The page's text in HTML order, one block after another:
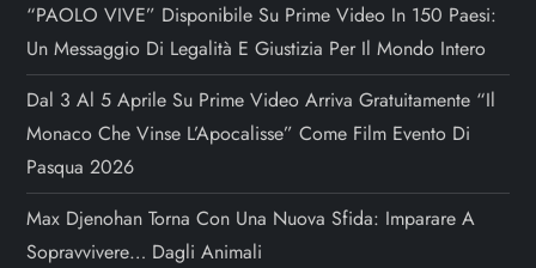
l
i
“PAOLO VIVE” Disponibile Su Prime Video In 150 Paesi:
Un Messaggio Di Legalità E Giustizia Per Il Mondo Intero
Dal 3 Al 5 Aprile Su Prime Video Arriva Gratuitamente “Il
Monaco Che Vinse L’Apocalisse” Come Film Evento Di
Pasqua 2026
Max Djenohan Torna Con Una Nuova Sfida: Imparare A
Sopravvivere… Dagli Animali